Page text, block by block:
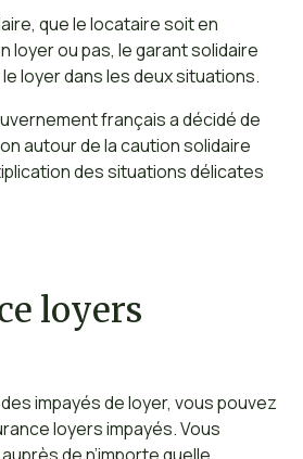
que le locataire soit en
loyer ou pas, le garant solidaire
loyer dans les deux situations.
français a décidé de
autour de la caution solidaire
des situations délicates
loyers
impayés de loyer, vous pouvez
loyers impayés. Vous